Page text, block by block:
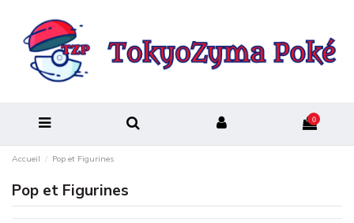
0
Accueil Pop et Figurines
Pop et Figurines